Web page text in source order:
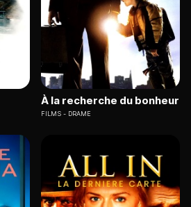
À la recherche du bonheur
FILMS DRAME